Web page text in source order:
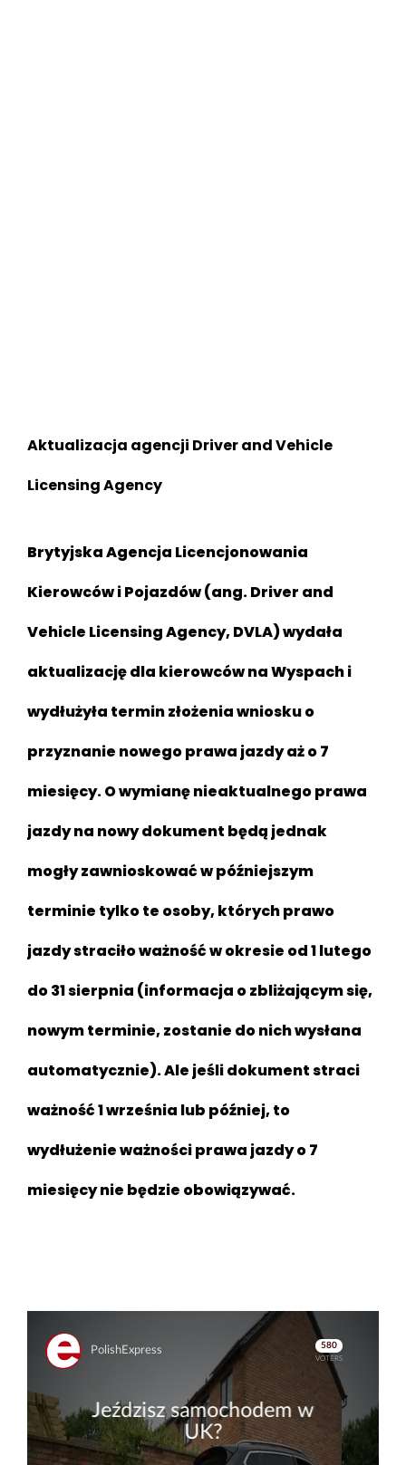
Aktualizacja agencji Driver and Vehicle
Licensing Agency
Brytyjska Agencja Licencjonowania
Kierowców i Pojazdów (ang. Driver and
Vehicle Licensing Agency, DVLA) wydała
aktualizację dla kierowców na Wyspach i
wydłużyła termin złożenia wniosku o
przyznanie nowego prawa jazdy aż o 7
miesięcy. O wymianę nieaktualnego prawa
jazdy na nowy dokument będą jednak
mogły zawnioskować w późniejszym
terminie tylko te osoby, których prawo
jazdy straciło ważność w okresie od 1 lutego
do 31 sierpnia (informacja o zbliżającym się,
nowym terminie, zostanie do nich wysłana
automatycznie). Ale jeśli dokument straci
ważność 1 września lub później, to
wydłużenie ważności prawa jazdy o 7
miesięcy nie będzie obowiązywać.